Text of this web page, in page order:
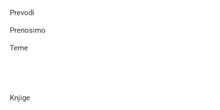
Prevodi
Prenosimo
Teme
Knjige